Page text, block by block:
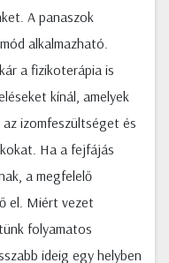
A panaszok
alkalmazható.
a fizikoterápia is
kínál, amelyek
izomfeszültséget és
Ha a fejfájás
a megfelelő
el. Miért vezet
folyamatos
ideig egy helyben